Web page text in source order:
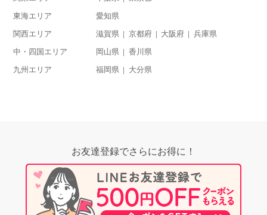
東海エリア 愛知県
関西エリア 滋賀県 京都府 大阪府 兵庫県
中・四国エリア 岡山県 香川県
九州エリア 福岡県 大分県
お友達登録でさらにお得に！